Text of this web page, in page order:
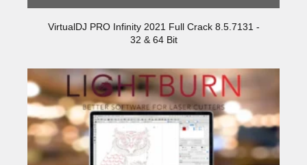
VirtualDJ PRO Infinity 2021 Full Crack 8.5.7131 -
32 & 64 Bit